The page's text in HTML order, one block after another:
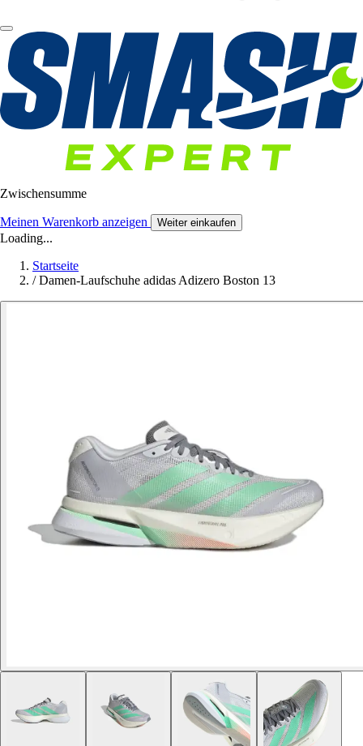
Zwischensumme
Meinen Warenkorb anzeigen Weiter einkaufen
Loading...
Startseite
/ Damen-Laufschuhe adidas Adizero Boston 13